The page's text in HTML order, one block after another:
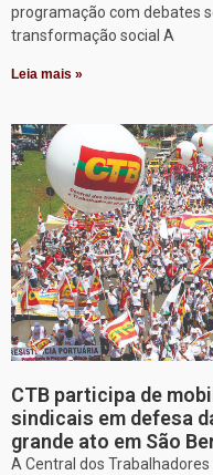
programação com debates
transformação social A
Leia mais »
CTB participa de
sindicais em defesa
grande ato em São
A Central dos